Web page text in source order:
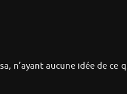
n’ayant aucune idée de